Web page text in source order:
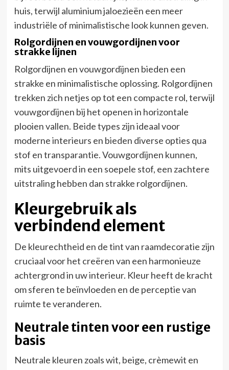
huis, terwijl aluminium jaloezieën een meer
industriële of minimalistische look kunnen geven.
Rolgordijnen en vouwgordijnen voor
strakke lijnen
Rolgordijnen en vouwgordijnen bieden een
strakke en minimalistische oplossing. Rolgordijnen
trekken zich netjes op tot een compacte rol, terwijl
vouwgordijnen bij het openen in horizontale
plooien vallen. Beide types zijn ideaal voor
moderne interieurs en bieden diverse opties qua
stof en transparantie. Vouwgordijnen kunnen,
mits uitgevoerd in een soepele stof, een zachtere
uitstraling hebben dan strakke rolgordijnen.
Kleurgebruik als
verbindend element
De kleurechtheid en de tint van raamdecoratie zijn
cruciaal voor het creëren van een harmonieuze
achtergrond in uw interieur. Kleur heeft de kracht
om sferen te beïnvloeden en de perceptie van
ruimte te veranderen.
Neutrale tinten voor een rustige
basis
Neutrale kleuren zoals wit, beige, crèmewit en